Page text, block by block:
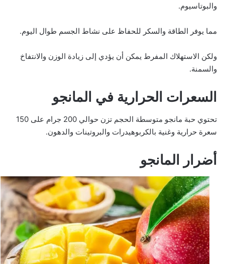
والبوتاسيوم.
مما يوفر الطاقة والسكر للحفاظ على نشاط الجسم طوال اليوم.
ولكن الاستهلاك المفرط يمكن أن يؤدي إلى زيادة الوزن والانتفاخ
والسمنة.
السعرات الحرارية في المانجو
تحتوي حبة مانجو متوسطة الحجم تزن حوالي 200 جرام على 150
سعرة حرارية وغنية بالكربوهيدرات والبروتينات والدهون.
أضرار المانجو